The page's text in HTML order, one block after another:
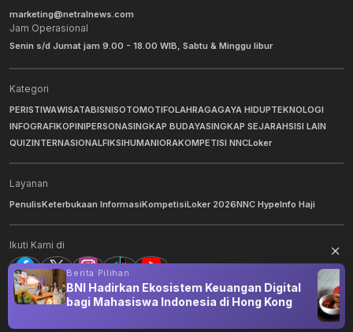
marketing@netralnews.com
Jam Operasional
Senin s/d Jumat jam 9.00 - 18.00 WIB, Sabtu & Minggu libur
Kategori
PERISTIWAWISATABISNISOTOMOTIFOLAHRAGAGAYA HIDUPTEKNOLOGI
INFOGRAFIKOPINIPERSONASINGKAP BUDAYASINGKAP SEJARAHSISI LAIN
QUIZINTERNASIONALFIKSIHUMANIORAKOMPETISI NNCLoker
Layanan
PenulisKeterbukaan InformasiKompetisiLoker 2026NNC HypeInfo Haji
Ikuti Kami di
©2026NNC Netralnews. All Rights Reserved.
Berita Pilihan
BNI Hadirkan Ekosistem Keuangan Digital
bagi Mahasiswa Indonesia di Hong Kong